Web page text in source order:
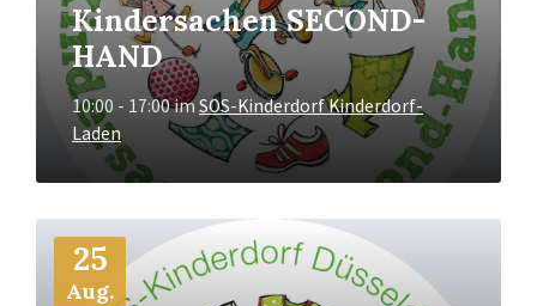
Kindersachen SECOND-
HAND
10:00 - 17:00imSOS-Kinderdorf Kinderdorf-
Laden
25
Aug.
Mehr